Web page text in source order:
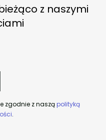
z naszymi
zgodnie z nasząpolityką
.